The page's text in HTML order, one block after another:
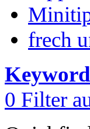
frech
0 Filter